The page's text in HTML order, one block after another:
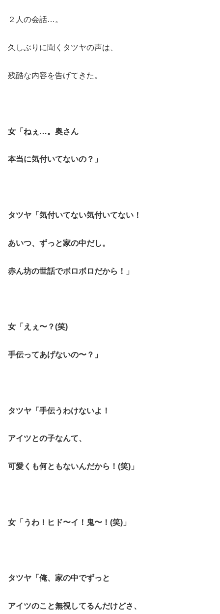
２人の会話…。
久しぶりに聞くタツヤの声は、
残酷な内容を告げてきた。
女「ねぇ…。奥さん
本当に気付いてないの？」
タツヤ「気付いてない気付いてない！
あいつ、ずっと家の中だし。
赤ん坊の世話でボロボロだから！」
女「えぇ〜？(笑)
手伝ってあげないの〜？」
タツヤ「手伝うわけないよ！
アイツとの子なんて、
可愛くも何ともないんだから！(笑)」
女「うわ！ヒド〜イ！鬼〜！(笑)」
タツヤ「俺、家の中でずっと
アイツのこと無視してるんだけどさ、